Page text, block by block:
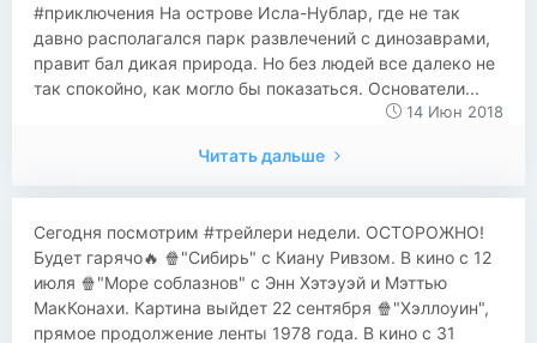
#приключения На острове Исла-Нублар, где не так
давно располагался парк развлечений с динозаврами,
правит бал дикая природа. Но без людей все далеко не
так спокойно, как могло бы показаться. Основатели...
14 Июн 2018
Читать дальше
Сегодня посмотрим #трейлери недели. ОСТОРОЖНО!
Будет гарячо🔥 🍿"Сибирь" с Киану Ривзом. В кино с 12
июля 🍿"Море соблазнов" с Энн Хэтэуэй и Мэттью
МакКонахи. Картина выйдет 22 сентября 🍿"Хэллоуин",
прямое продолжение ленты 1978 года. В кино с 31